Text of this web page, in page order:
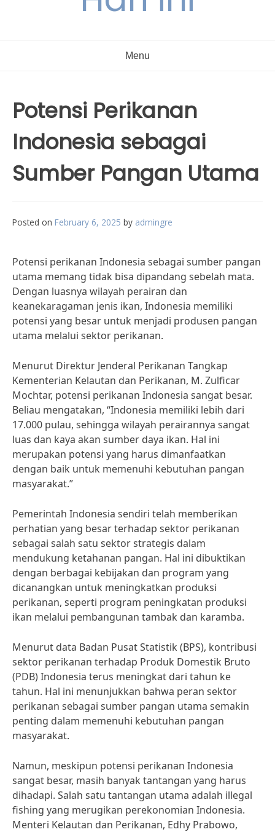
Menu
Potensi Perikanan
Indonesia sebagai
Sumber Pangan Utama
Posted on February 6, 2025 by admingre
Potensi perikanan Indonesia sebagai sumber pangan
utama memang tidak bisa dipandang sebelah mata.
Dengan luasnya wilayah perairan dan
keanekaragaman jenis ikan, Indonesia memiliki
potensi yang besar untuk menjadi produsen pangan
utama melalui sektor perikanan.
Menurut Direktur Jenderal Perikanan Tangkap
Kementerian Kelautan dan Perikanan, M. Zulficar
Mochtar, potensi perikanan Indonesia sangat besar.
Beliau mengatakan, “Indonesia memiliki lebih dari
17.000 pulau, sehingga wilayah perairannya sangat
luas dan kaya akan sumber daya ikan. Hal ini
merupakan potensi yang harus dimanfaatkan
dengan baik untuk memenuhi kebutuhan pangan
masyarakat.”
Pemerintah Indonesia sendiri telah memberikan
perhatian yang besar terhadap sektor perikanan
sebagai salah satu sektor strategis dalam
mendukung ketahanan pangan. Hal ini dibuktikan
dengan berbagai kebijakan dan program yang
dicanangkan untuk meningkatkan produksi
perikanan, seperti program peningkatan produksi
ikan melalui pembangunan tambak dan karamba.
Menurut data Badan Pusat Statistik (BPS), kontribusi
sektor perikanan terhadap Produk Domestik Bruto
(PDB) Indonesia terus meningkat dari tahun ke
tahun. Hal ini menunjukkan bahwa peran sektor
perikanan sebagai sumber pangan utama semakin
penting dalam memenuhi kebutuhan pangan
masyarakat.
Namun, meskipun potensi perikanan Indonesia
sangat besar, masih banyak tantangan yang harus
dihadapi. Salah satu tantangan utama adalah illegal
fishing yang merugikan perekonomian Indonesia.
Menteri Kelautan dan Perikanan, Edhy Prabowo,